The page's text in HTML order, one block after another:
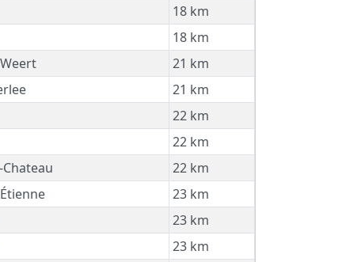
18 km
18 km
21 km
21 km
22 km
22 km
22 km
23 km
23 km
23 km